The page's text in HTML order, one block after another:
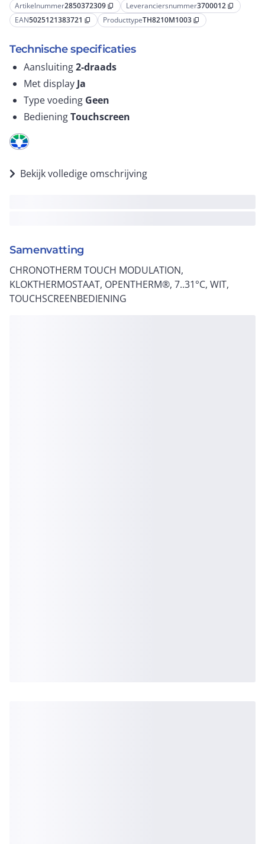
Artikelnummer2850372309 content_copy Leveranciersnummer3700012 content_copy
EAN5025121383721 content_copy ProducttypeTH8210M1003 content_copy
Technische specificaties
Aansluiting2-draads
Met display Ja
Type voeding Geen
BedieningTouchscreen
Bekijk volledige omschrijving
Samenvatting
CHRONOTHERM TOUCH MODULATION,
KLOKTHERMOSTAAT, OPENTHERM®, 7..31°C, WIT,
TOUCHSCREENBEDIENING